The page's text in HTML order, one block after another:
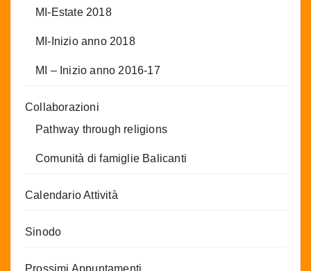
MI-Estate 2018
MI-Inizio anno 2018
MI – Inizio anno 2016-17
Collaborazioni
Pathway through religions
Comunità di famiglie Balicanti
Calendario Attività
Sinodo